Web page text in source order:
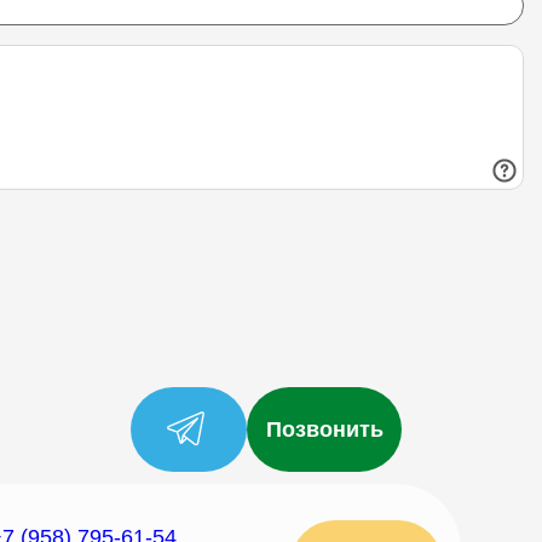
Позвонить
(958) 795-61-54